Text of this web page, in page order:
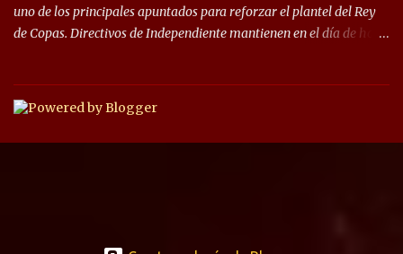
uno de los principales apuntados para reforzar el plantel del Rey
de Copas. Directivos de Independiente mantienen en el día de hoy
préstamo con opción de compra pero, por lo que se sabe, Banfield
busca vender al menos el 50% del pase por una cifra cercana a los
1,5 millones de dólares. El volante central titular del Banfield y
de sus compañeros, realizó 17 infracciones y solo fue amonestado